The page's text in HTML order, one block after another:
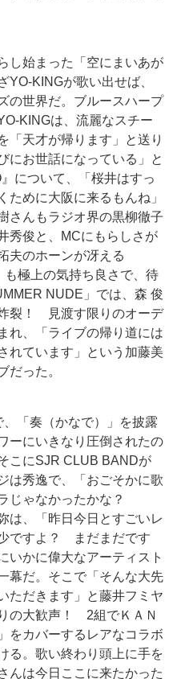
し始まった「空にまいあが
YO-KINGが歌い出せば、
の世界だ。ブルースハープ
KINGは、流麗なスチー
「天才が帰ります」と送り
にお世話になっている」と
について、「桜井はすっ
ために大阪に来るもんね」
さんもラジオ界の黒柳徹子
俊と、MCにもらしさが
夫のホーンが冴える
も極上の気持ち良さで、待
NUDE」では、森 俊
裂！ 見渡す限りのオーデ
れ、「ライブの帰り道には
れています」という加藤美
だった。
「奏（かなで）」を披露
ーにいきなり圧倒されたの
こにSJR CLUB BANDが
は秀逸で、「おごそかに歌
じゃなかったかな？
は、「昨日今日とすごいレ
ですよ？ まだまだです
いかに偉大なアーティスト
幕だ。そこで「そんな大先
ただきます」と藤井フミヤ
の大歓声！ 2組でＫＡＮ
をカバーするレアなコラボ
る。歌い終わり頭上に手を
んは今日ここに来たかった